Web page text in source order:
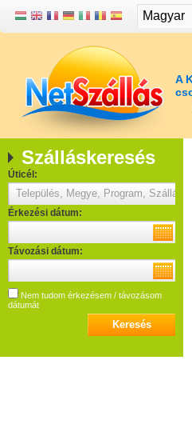
Magyar
A
Szálláskeresés
Úticél:
Érkezési dátum:
Távozási dátum:
Nem tudom érkezésem / távozásom
dátumát